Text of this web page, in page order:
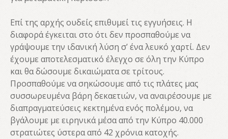
Επί της αρχής ουδείς επιθυμεί τις εγγυήσεις. Η
διαφορά έγκειται στο ότι δεν προσπαθούμε να
γράψουμε την ιδανική λύση σ’ ένα λευκό χαρτί. Δεν
έχουμε αποτελεσματικό έλεγχο σε όλη την Κύπρο
και θα δώσουμε δικαιώματα σε τρίτους.
Προσπαθούμε να σηκώσουμε από τις πλάτες μας
συσσωρευμένα βάρη δεκαετιών, να αναιρέσουμε με
διαπραγματεύσεις κεκτημένα ενός πολέμου, να
βγάλουμε με ειρηνικά μέσα από την Κύπρο 40.000
στρατιώτες ύστερα από 42 χρόνια κατοχής.